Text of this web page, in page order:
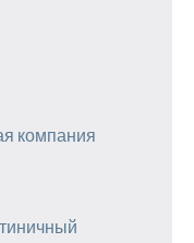
компания